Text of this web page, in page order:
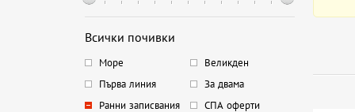
Всички почивки
Море
Великден
Първа линия
За двама
Ранни записвания
СПА оферти